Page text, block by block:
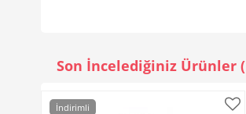
Son İncelediğiniz Ürünler
İndirimli